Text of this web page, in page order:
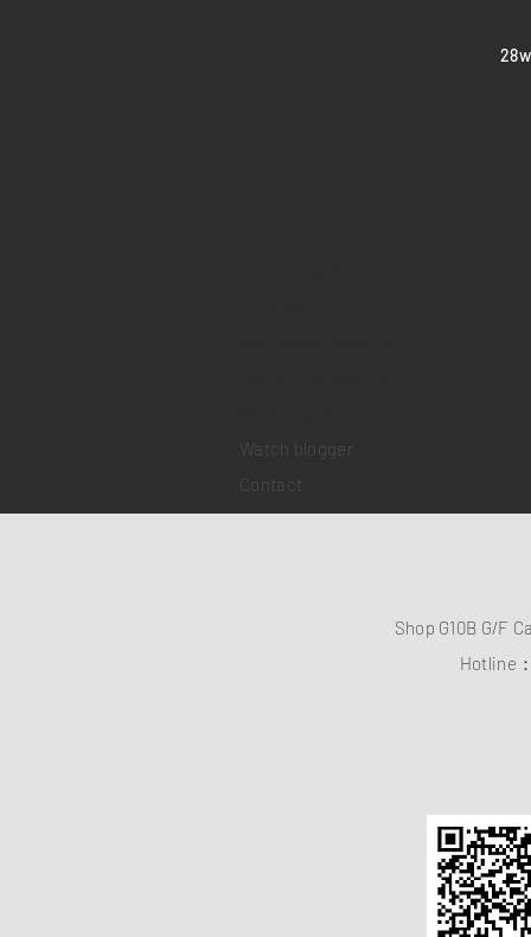
Watch blogger
Contact
Shop G10B G/F
Hotline